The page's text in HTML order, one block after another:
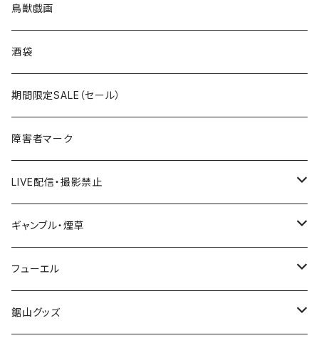
国道600～699号線
国道700～799号線
ROUTE100～199号線
ROUTE600～699号線
ROUTE700～799号線
ROUTE 0～99号線
ROUTE 100～199号線
ROUTE 600～699号線
ROUTE 700～799号線
キャップ
ROUTE 0～99号線
ROUTE 100～199号線
ROUTE 600～699号線
ROUTE 700～799号線
青森県
岩手県
宮城県
秋田県
Tシャツ
ステッカー
山形県
福島県
茨城県
栃木県
ステッカー
鳥獣戯画
酒袋
期間限定SALE（セール）
障害者マーク
LIVE配信・撮影禁止
LIVE配信禁止
撮影禁止
ギャンブル・煙草
ホテルキーホルダー
たばこ・禁煙ステッカー
フューエル
ステッカー
鋸山グッズ